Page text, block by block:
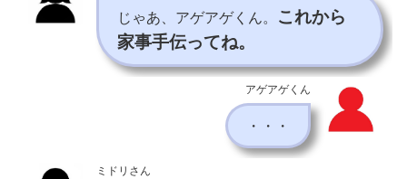
じゃあ、アゲアゲくん。 これから
家事手伝ってね。
アゲアゲくん
・・・
ミドリさん